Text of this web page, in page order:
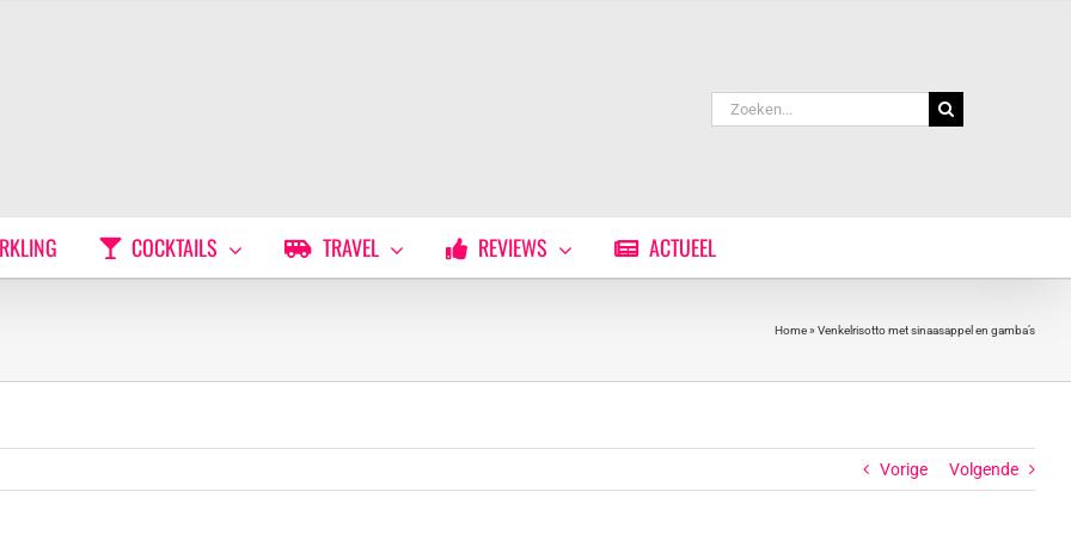
Zoeken
naar:
COCKTAILS TRAVEL REVIEWS ACTUEEL
Home» Venkelrisotto met sinaasappel en gamba’s
Vorige Volgende